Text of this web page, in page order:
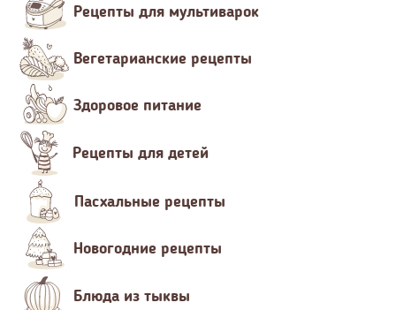
Рецепты для мультиварок
Вегетарианские рецепты
Здоровое питание
Рецепты для детей
Пасхальные рецепты
Новогодние рецепты
Блюда из тыквы